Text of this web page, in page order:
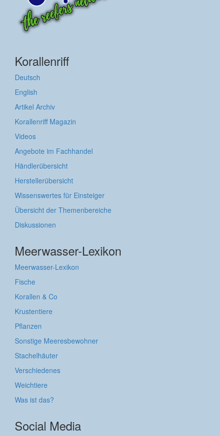
Korallenriff
Deutsch
English
Artikel Archiv
Korallenriff Magazin
Videos
Angebote im Fachhandel
Händlerübersicht
Herstellerübersicht
Wissenswertes für Einsteiger
Übersicht der Themenbereiche
Diskussionen
Meerwasser-Lexikon
Meerwasser-Lexikon
Fische
Korallen & Co
Krustentiere
Pflanzen
Sonstige Meeresbewohner
Stachelhäuter
Verschiedenes
Weichtiere
Was ist das?
Social Media